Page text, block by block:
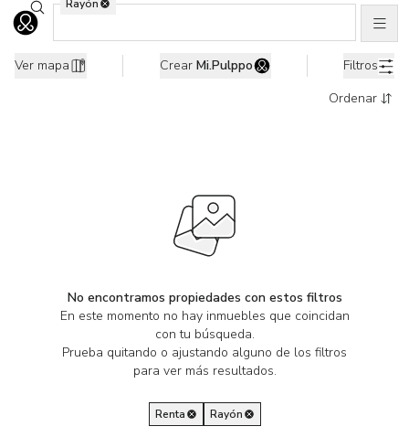
Ir al home
0 Propiedades en renta en Rayón, Edo. de México
Buscar ubicaciones
Rayón
Ver mapa Crear Mi.Pulppo
Filtros
Ordenar
No encontramos propiedades con estos filtros
En este momento no hay inmuebles que coincidan
con tu búsqueda.
Prueba quitando o ajustando alguno de los filtros
para ver más resultados.
Renta Rayón